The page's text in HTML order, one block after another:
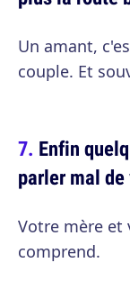
Un amant,
couple. Et
Enfin
parler mal
Votre mère et
comprend.